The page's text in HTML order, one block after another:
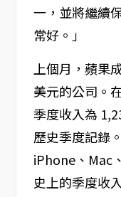
一，並將繼續
常好。」
上個月，蘋果
美元的公司。
季度收入為
歷史季度記錄
iPhone、Mac
史上的季度收